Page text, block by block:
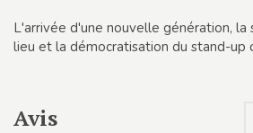
L'arrivée d'une nouvelle génération, la
lieu et la démocratisation du stand-up
Avis